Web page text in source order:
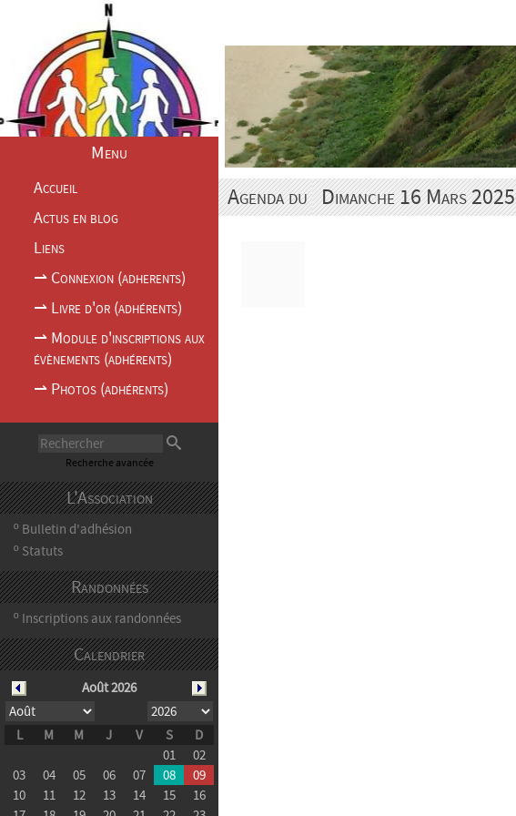
Actus en blog
⇀ Photos (adhérents)
Menu
Accueil
Actus en blog
Liens
⇀ Connexion (adherents)
⇀ Livre d'or (adhérents)
⇀ Module d'inscriptions aux
évènements (adhérents)
⇀ Photos (adhérents)
Recherche avancée
L'Association
º Bulletin d'adhésion
º Statuts
Randonnées
º Inscriptions aux randonnées
Calendrier
Agenda du Dimanche 16 Mars 2025